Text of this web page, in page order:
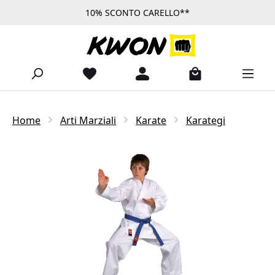
Passa al contenuto principale10% SCONTO CARELLO**
Home Arti Marziali Karate Karategi